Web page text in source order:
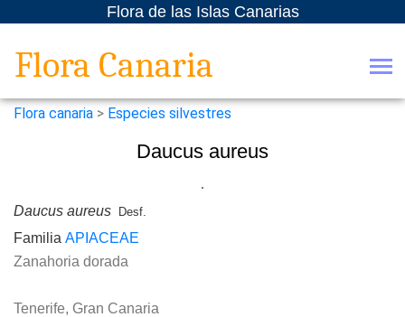
Flora de las Islas Canarias
Flora Canaria
Flora canaria > Especies silvestres
Daucus aureus
Daucus aureus Desf.
Familia APIACEAE
Zanahoria dorada
Tenerife, Gran Canaria